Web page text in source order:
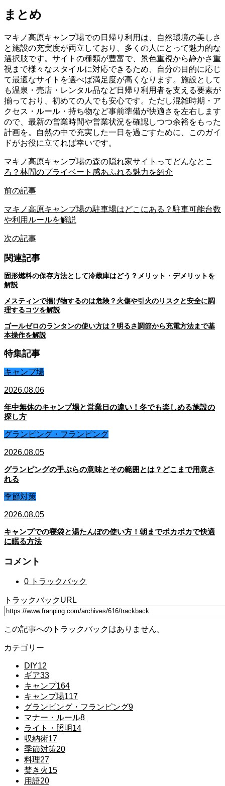
まとめ
マキノ高原キャンプ場での日帰り利用は、自然環境の美しさ
と施設の充実度が両立しており、多くの人にとって魅力的な
選択肢です。サイトの種類が豊富で、景色重視から静かさ重
視まで様々なスタイルに対応できるため、自分の目的に応じ
て最適なサイトを選べば満足度が高くなります。施設として
も温泉・売店・レンタル品など日帰り利用者を支える要素が
揃っており、初めての人でも安心です。ただし混雑時期・ア
クセス・ルール・持ち物など事前準備が快適さを左右します
ので、最新の営業時間や営業状況を確認しつつ余裕をもった
計画を。自然の中で充実した一日を過ごすために、このガイ
ドがお役に立てれば幸いです。
マキノ高原キャンプ場の森の隠れ家サイトってどんなとこ
ろ？林間のプライベート感あふれる魅力を紹介
前の記事
マキノ高原キャンプ場の駐車場はどこにある？駐車可能台数
や利用ルールを解説
次の記事
関連記事
固形燃料の保存方法として冷蔵庫はどう？メリット・デメリットを
解説
メスティンで揚げ物するのは危険？火傷や引火のリスクと安全に調
理するコツを解説
ゴールゼロのランタンの使い方は？明るさ調節から充電方法まで基
本操作を解説
特集記事
キャンプ場
2026.08.06
年中無休のキャンプ場と営業日の違い！冬でも楽しめる施設の
探し方
グランピング・フランピング
2026.08.05
グランピングの手ぶらの意味とその範囲とは？どこまで用意さ
れる
季節対策
2026.08.05
キャンプでの寝袋と湯たんぽの使い方！朝までポカポカで快適
に眠る方法
コメント
0 トラックバック
トラックバックURL
この記事へのトラックバックはありません。
カテゴリー
DIY12
ギア33
キャンプ164
キャンプ場117
グランピング・フランピング9
マナー・ルール8
ライト・照明14
収納術17
季節対策20
料理27
焚き火15
用語20